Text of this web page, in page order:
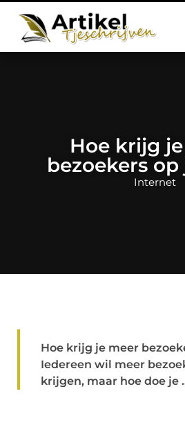
Hoe krijg
bezoekers
Internet
Hoe krijg je meer
Iedereen wil meer
krijgen, maar hoe doe je